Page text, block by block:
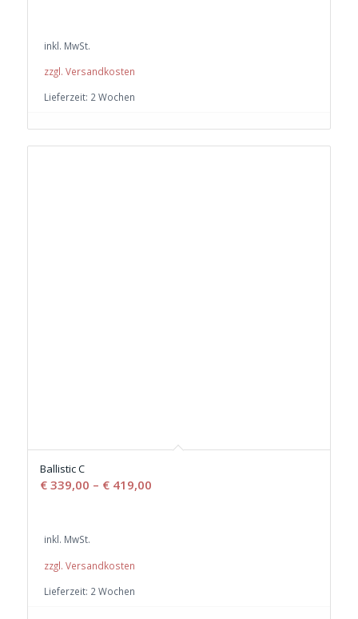
inkl. MwSt.
zzgl. Versandkosten
Lieferzeit: 2 Wochen
Ballistic C
€339,00 – €419,00
inkl. MwSt.
zzgl. Versandkosten
Lieferzeit: 2 Wochen